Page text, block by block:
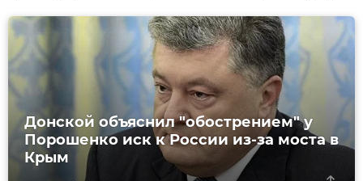
Донской объяснил "обострением" у
Порошенко иск к России из-за моста в
Крым